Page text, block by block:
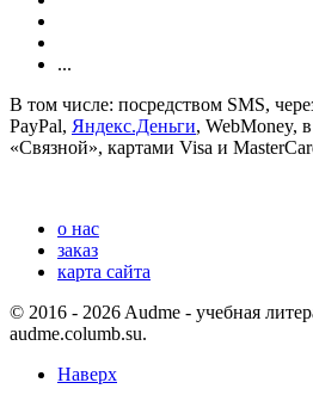
...
В том числе: посредством SMS,
PayPal, Яндекс.Деньги, WebMoney,
«Связной», картами Visa и
о нас
заказ
карта сайта
© 2016 - 2026 Audme - учебная
audme.columb.su.
Наверх